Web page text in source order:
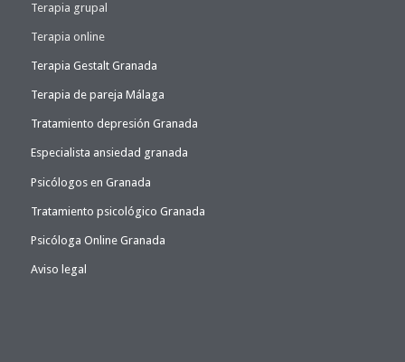
Terapia grupal
Terapia online
Terapia Gestalt Granada
Terapia de pareja Málaga
Tratamiento depresión Granada
Especialista ansiedad granada
Psicólogos en Granada
Tratamiento psicológico Granada
Psicóloga Online Granada
Aviso legal